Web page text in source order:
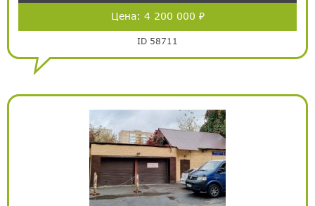
Цена: 4 200 000 ₽
ID 58711